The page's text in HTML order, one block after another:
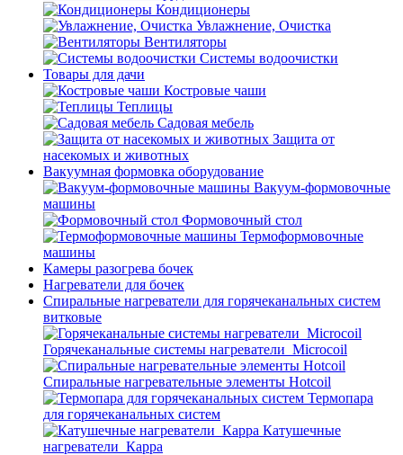
Кондиционеры
Увлажнение, Очистка
Вентиляторы
Системы водоочистки
Товары для дачи
Костровые чаши
Теплицы
Садовая мебель
Защита от
насекомых и животных
Вакуумная формовка оборудование
Вакуум-формовочные
машины
Формовочный стол
Термоформовочные
машины
Камеры разогрева бочек
Нагреватели для бочек
Спиральные нагреватели для горячеканальных систем
витковые
Горячеканальные системы нагреватели_Microcoil
Спиральные нагревательные элементы Hotcoil
Термопара
для горячеканальных систем
Катушечные
нагреватели_Карра